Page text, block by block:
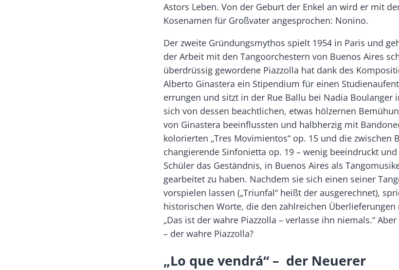
Astors Leben. Von der Geburt der Enkel an wird er mit
Kosenamen für Großvater angesprochen: Nonino.
Der zweite Gründungsmythos spielt 1954 in Paris und
der Arbeit mit den Tangoorches­tern von Buenos Aires
überdrüssig gewordene Piazzolla hat dank des
Alberto Ginastera ein Stipendium für einen
errungen und sitzt in der Rue Ballu bei Nadia Boulanger
sich von dessen beachtlichen, etwas hölzernen
von Ginastera beeinflussten und halbherzig mit
kolorierten „Tres Movimientos“ op. 15 und die zwischen
changierende Sinfonietta op. 19 – wenig beeindruckt
Schüler das Geständnis, in Buenos Aires als
gearbeitet zu haben. Nachdem sie sich einen seiner
vorspielen lassen („Triunfal“ heißt der ausgerechnet),
historischen Worte, die den zahlreichen Überlieferungen
„Das ist der wahre Piazzolla – verlasse ihn niemals.“
– der wahre Piazzolla?
„Lo que vendrá“ – der Neuerer